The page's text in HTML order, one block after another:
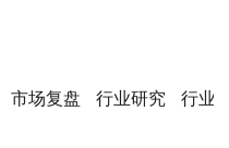
市场复盘 行业研究 行业